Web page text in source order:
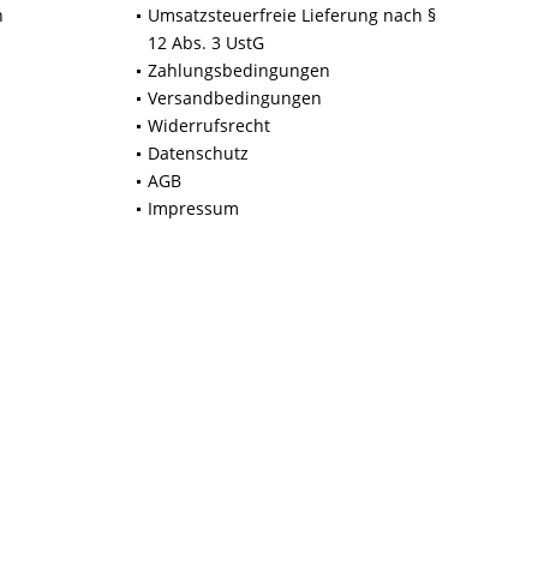
Umsatzsteuerfreie Lieferung nach §
12 Abs. 3 UstG
Zahlungsbedingungen
Versandbedingungen
Widerrufsrecht
Datenschutz
AGB
Impressum